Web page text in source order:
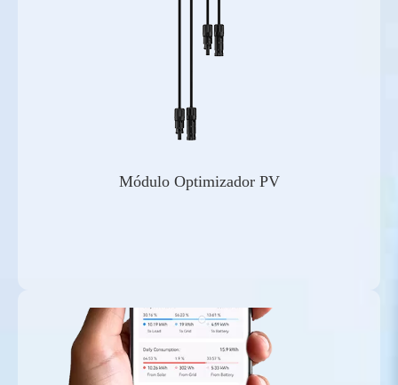
Módulo Optimizador PV